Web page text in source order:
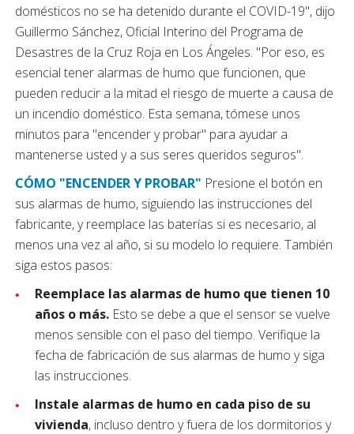
domésticos no se ha detenido durante el COVID-19", dijo
Guillermo Sánchez, Oficial Interino del Programa de
Desastres de la Cruz Roja en Los Ángeles. "Por eso, es
esencial tener alarmas de humo que funcionen, que
pueden reducir a la mitad el riesgo de muerte a causa de
un incendio doméstico. Esta semana, tómese unos
minutos para "encender y probar" para ayudar a
mantenerse usted y a sus seres queridos seguros".
CÓMO "ENCENDER Y PROBAR" Presione el botón en
sus alarmas de humo, siguiendo las instrucciones del
fabricante, y reemplace las baterías si es necesario, al
menos una vez al año, si su modelo lo requiere. También
siga estos pasos:
Reemplace las alarmas de humo que tienen 10
años o más. Esto se debe a que el sensor se vuelve
menos sensible con el paso del tiempo. Verifique la
fecha de fabricación de sus alarmas de humo y siga
las instrucciones.
Instale alarmas de humo en cada piso de su
vivienda, incluso dentro y fuera de los dormitorios y